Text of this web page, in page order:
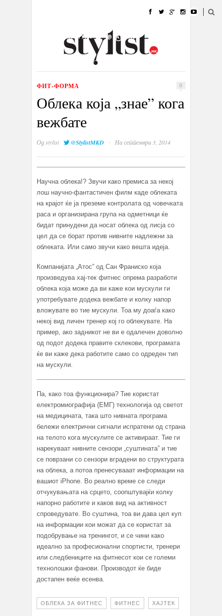
УБАВИНА
КУЛТУРА @РАБОТА
ИЗЛОГ
ФИТ-ФОРМА 0
Облека која „знае” кога
вежбате
Одstylist @StylistMKD · На септември 3, 2014
Научна облека!? Звучи како премиса за некој
лош научно-фантастичен филм каде облеката
на крајот ќе ја преземе контролата од човечката
раса и организирана група на одметници ќе
бидат принудени да носат облека од лисја со
цел да се борат против нивните надлежни за
облеката. Или само звучи како вешта идеја.
Компанијата „Атос” од Сан Франиско која
произведува хај-тек фитнес опрема разработи
облека која може да ви каже кои мускули ги
употребувате додека вежбате и колку напор
вложувате во тие мускули. Тоа му доаѓа како
некој вид личен тренер кој го облекувате. На
пример, ако задникот не ви е одалечен доволно
од подот додека правите склекови, програмата
ќе ви каже дека работите само со одреден тип
на мускули.
Па, како тоа функционира? Тие користат
електромиографија (ЕМГ) технологија од светот
на медицината, така што нивната програма
бележи електрични сигнали испратени од страна
на телото кога мускулите се активираат. Тие ги
нарекуваат нивните сензори „суштината” и тие
се поврзани со сензори вградени во структурата
на облека, а потоа пренесувааат информации на
вашиот iPhone. Во реално време се следи
отчукувањата на срцето, соопштувајќи колку
напорно работите и каков вид на активност
спроведувате. Во суштина, тоа ви дава цел куп
на информации кои можат да се користат за
подобрување на тренингот, и се чини како
идеално за професионални спортисти, тренери
или следбениците на фитнесот кои се големи
технолошки фанови. Производот ќе биде
достапен веќе есенва.
ОБЛЕКА ЗА ФИТНЕС ФИТНЕС ХАЈТЕК